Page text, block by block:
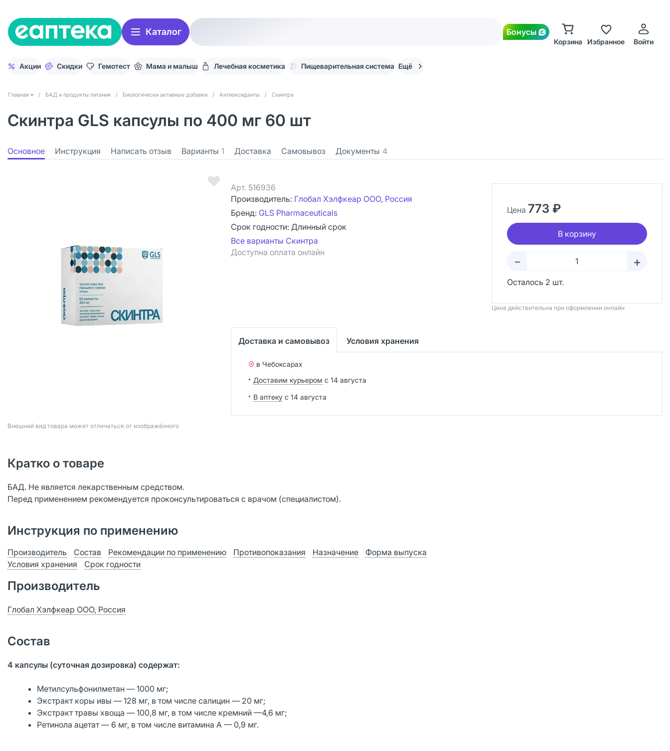
Каталог Бонусы
Корзина Избранное Войти
Акции Скидки Гемотест Мама и малыш Лечебная косметика Пищеварительная система Ещё
Главная / БАД и продукты питания / Биологически активные добавки / Антиоксиданты / Скинтра
Скинтра GLS капсулы по 400 мг 60 шт
Основное Инструкция Написать отзыв Варианты 1 Доставка Самовывоз Документы 4
Bнешний вид товара может отличаться от изображённого
Арт. 516936
Производитель: Глобал Хэлфкеар ООО, Россия
Бренд: GLS Pharmaceuticals
Срок годности: Длинный срок
Все варианты Скинтра
Доступна оплата онлайн
Цена 773 ₽
В корзину
– +
Осталось 2 шт.
Цена действительна при оформлении онлайн
Доставка и самовывоз Условия хранения
в Чебоксарах
Доставим курьером с 14 августа
В аптеку с 14 августа
Кратко о товаре
БАД. Не является лекарственным средством.
Перед применением рекомендуется проконсультироваться с врачом (специалистом).
Инструкция по применению
Производитель Состав Рекомендации по применению Противопоказания Назначение
Форма выпуска
Условия хранения
Срок годности
Производитель
Глобал Хэлфкеар ООО, Россия
Состав
4 капсулы (суточная дозировка) содержат:
Метилсульфонилметан — 1000 мг;
Экстракт коры ивы — 128 мг, в том числе салицин — 20 мг;
Экстракт травы хвоща — 100,8 мг, в том числе кремний —4,6 мг;
Ретинола ацетат — 6 мг, в том числе витамина А — 0,9 мг.